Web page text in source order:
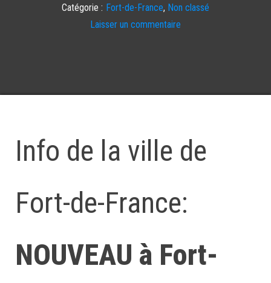
Catégorie : Fort-de-France, Non classé
Laisser un commentaire
Info de la ville de
Fort-de-France:
NOUVEAU à Fort-